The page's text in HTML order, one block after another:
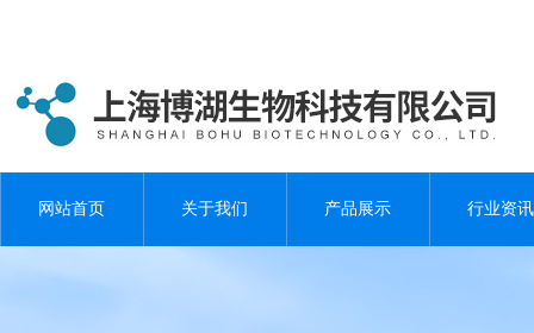
网站首页 关于我们 产品展示 行业资讯